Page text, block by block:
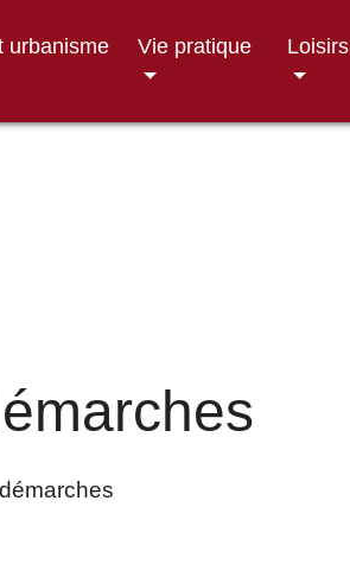
urbanisme Vie pratique Loisirs